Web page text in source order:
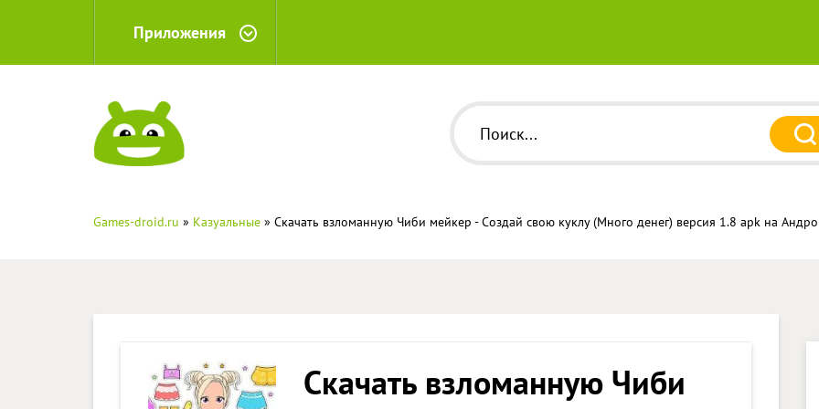
Приложения
Games-droid.ru » Казуальные » Скачать взломанную Чиби мейкер - Создай свою куклу (Много денег) версия 1.8 apk на
Скачать взломанную Чиби